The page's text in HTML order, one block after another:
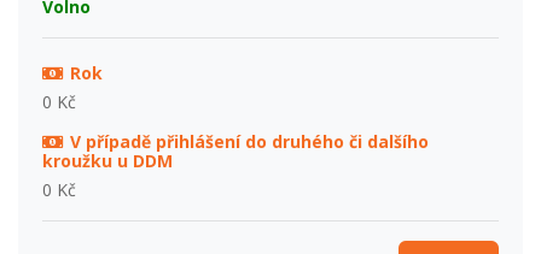
Volno
Rok
0 Kč
V případě přihlášení do druhého či dalšího
kroužku u DDM
0 Kč